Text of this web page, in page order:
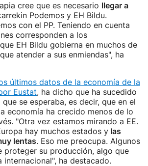
cree que es necesario llegar a
Podemos y EH Bildu.
con el PP. Teniendo en cuenta
corresponden a los
EH Bildu gobierna en muchos de
atender a sus enmiendas", ha
últimos datos de la economía de la
Eustat, ha dicho que ha sucedido
se esperaba, es decir, que en el
economía ha crecido menos de lo
"Otra vez estamos mirando a EE.
hay muchos estados y las
lentas. Eso me preocupa. Algunos
proteger su producción, algo que
internacional", ha destacado.